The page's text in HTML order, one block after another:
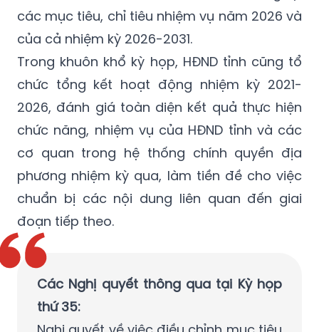
các mục tiêu, chỉ tiêu nhiệm vụ năm 2026 và
của cả nhiệm kỳ 2026-2031.
Trong khuôn khổ kỳ họp, HĐND tỉnh cũng tổ
chức tổng kết hoạt động nhiệm kỳ 2021-
2026, đánh giá toàn diện kết quả thực hiện
chức năng, nhiệm vụ của HĐND tỉnh và các
cơ quan trong hệ thống chính quyền địa
phương nhiệm kỳ qua, làm tiền đề cho việc
chuẩn bị các nội dung liên quan đến giai
đoạn tiếp theo.
Các Nghị quyết thông qua tại Kỳ họp
thứ 35: